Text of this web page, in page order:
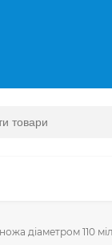
діаметром 110